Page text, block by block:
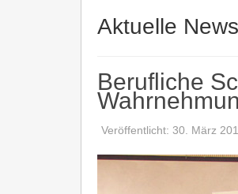
Aktuelle News
Berufliche
Veröffentlicht: 30. März